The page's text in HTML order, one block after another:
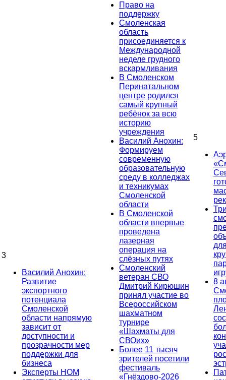
3
Василий Анохин:
Развитие
экспортного
потенциала
Смоленской
области напрямую
зависит от
доступности и
прозрачности мер
поддержки для
бизнеса
Эксперты НОМ
Право на
поддержку
Смоленская
область
присоединяется к
Международной
неделе грудного
вскармливания
В Смоленском
Перинатальном
центре родился
самый крупный
ребёнок за всю
историю
учреждения
Василий Анохин:
Формируем
современную
образовательную
среду в колледжах
и техникумах
Смоленской
области
В Смоленской
области впервые
проведена
лазерная
операция на
слёзных путях
Смоленский
ветеран СВО
Дмитрий Кирюшин
принял участие во
Всероссийском
шахматном
турнире
«Шахматы для
СВОих»
Более 11 тысяч
зрителей посетили
фестиваль
«Гнёздово-2026
5
8